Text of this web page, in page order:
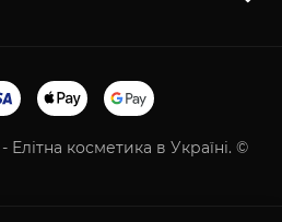
Елітна косметика в Україні. ©